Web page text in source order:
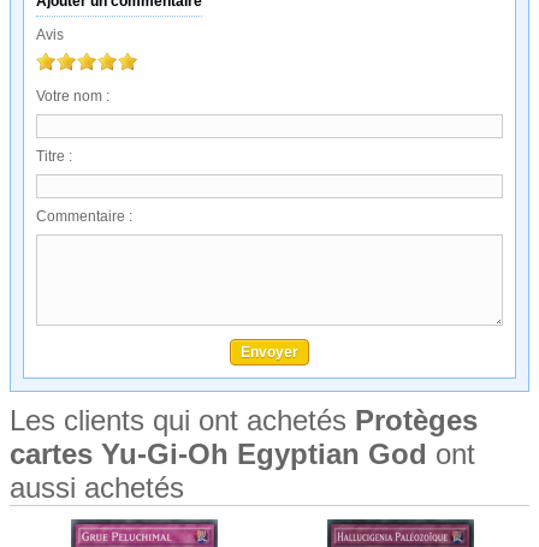
Avis
Votre nom :
Titre :
Commentaire :
Les clients qui ont achetés Protèges
cartes Yu-Gi-Oh Egyptian God ont
aussi achetés